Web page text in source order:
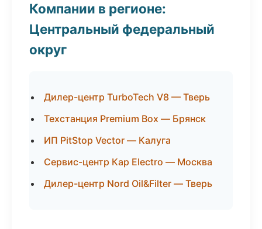
Компании в регионе:
Центральный федеральный
округ
Дилер-центр TurboTech V8 — Тверь
Техстанция Premium Box — Брянск
ИП PitStop Vector — Калуга
Сервис-центр Кар Electro — Москва
Дилер-центр Nord Oil&Filter — Тверь